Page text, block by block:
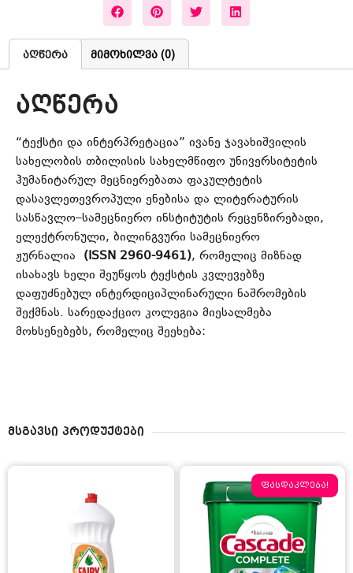
აღწერა მიმოხილვა (0)
აღწერა
“ტექსტი და ინტერპრეტაცია” ივანე ჯავახიშვილის
სახელობის თბილისის სახელმწიფო უნივერსიტეტის
ჰუმანიტარულ მეცნიერებათა ფაკულტეტის
დასავლეთევროპული ენებისა და ლიტერატურის
სასწავლო–სამეცნიერო ინსტიტუტის რეცენზირებადი,
ელექტრონული, ბილინგვური სამეცნიერო
ჟურნალია (ISSN 2960-9461), რომელიც მიზნად
ისახავს ხელი შეუწყოს ტექსტის კვლევებზე
დაფუძნებულ ინტერდიციპლინარული ნაშრომების
შექმნას. სარედაქციო კოლეგია მიესალმება
მოხსენებებს, რომელიც შეეხება:
მსგავსი პროდუქტები
ფასდაკლება!